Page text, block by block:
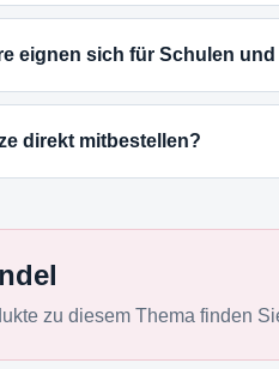
eignen sich für Schulen
direkt mitbestellen?
zu diesem Thema finden